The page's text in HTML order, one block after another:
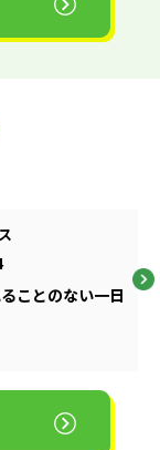
ことのない一日